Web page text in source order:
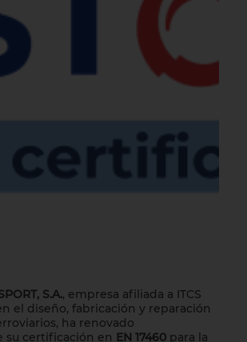
S.A., empresa afiliada a ITCS
el diseño, fabricación y reparación
ha renovado
su certificación en EN 17460para la